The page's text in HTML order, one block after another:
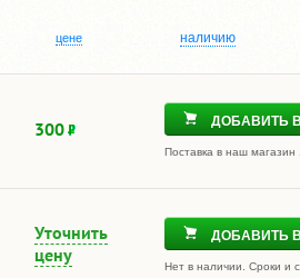
цене наличию
300 ДОБАВИТЬ
Поставка в наш магазин
Уточнить
цену
ДОБАВИТЬ
Нет в наличии. Сроки и